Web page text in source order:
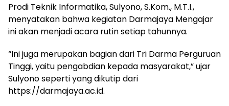
Prodi Teknik Informatika, Sulyono, S.Kom., M.T.I.,
menyatakan bahwa kegiatan Darmajaya Mengajar
ini akan menjadi acara rutin setiap tahunnya.
“Ini juga merupakan bagian dari Tri Darma Perguruan
Tinggi, yaitu pengabdian kepada masyarakat,” ujar
Sulyono seperti yang dikutip dari
https://darmajaya.ac.id.